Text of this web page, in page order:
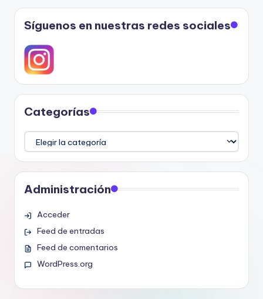
Síguenos en nuestras redes sociales
Categorías
Categorías
Administración
Acceder
Feed de entradas
Feed de comentarios
WordPress.org